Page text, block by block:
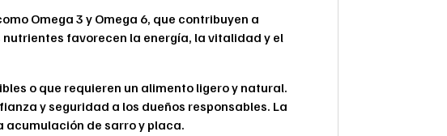
Omega 3 y Omega 6, que contribuyen a
favorecen la energía, la vitalidad y el
o que requieren un alimento ligero y natural.
y seguridad a los dueños responsables. La
de sarro y placa.